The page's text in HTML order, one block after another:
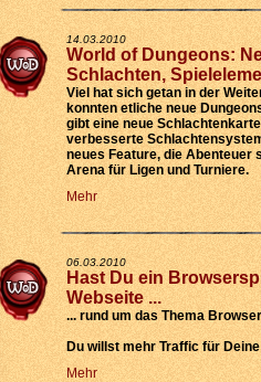
14.03.2010
World of Dungeons:
Schlachten,
Viel hat sich getan in der
konnten etliche neue
gibt eine neue
verbesserte
neues Feature, die Abenteuer
Arena für Ligen und Turniere.
Mehr
06.03.2010
Hast Du ein
Webseite ...
... rund um das Thema
Du willstmehr Traffic für
Mehr